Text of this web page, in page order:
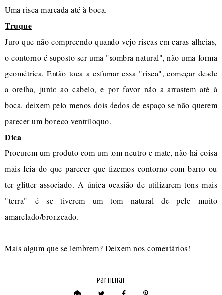
Uma risca marcada até à boca.
Truque
Juro que não compreendo quando vejo riscas em caras alheias,
o contorno é suposto ser uma "sombra natural", não uma forma
geométrica. Então toca a esfumar essa "risca", começar desde
a orelha, junto ao cabelo, e por favor não a arrastem até à
boca, deixem pelo menos dois dedos de espaço se não querem
parecer um boneco ventríloquo.
Dica
Procurem um produto com um tom neutro e mate, não há coisa
mais feia do que parecer que fizemos contorno com barro ou
ter glitter associado. A única ocasião de utilizarem tons mais
"terra" é se tiverem um tom natural de pele muito
amarelado/bronzeado.
Mais algum que se lembrem? Deixem nos comentários!
partilhar